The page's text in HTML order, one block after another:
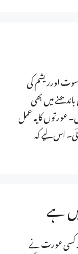
اورریشم کی
میں بھی
عورتوں کایہ عمل
اس لیے کہ
ہے
کسی عورت نے